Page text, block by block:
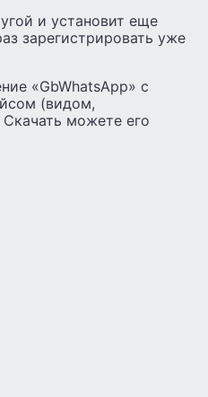
и установит еще
зарегистрировать уже
«GbWhatsApp» с
(видом,
можете его